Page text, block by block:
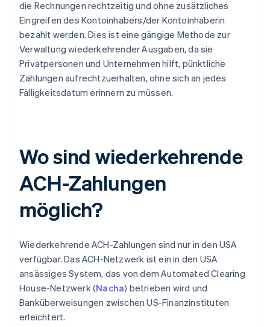
die Rechnungen rechtzeitig und ohne zusätzliches
Eingreifen des Kontoinhabers/der Kontoinhaberin
bezahlt werden. Dies ist eine gängige Methode zur
Verwaltung wiederkehrender Ausgaben, da sie
Privatpersonen und Unternehmen hilft, pünktliche
Zahlungen aufrechtzuerhalten, ohne sich an jedes
Fälligkeitsdatum erinnern zu müssen.
Wo sind wiederkehrende
ACH-Zahlungen
möglich?
Wiederkehrende ACH-Zahlungen sind nur in den USA
verfügbar. Das ACH-Netzwerk ist ein in den USA
ansässiges System, das von dem Automated Clearing
House-Netzwerk (Nacha) betrieben wird und
Banküberweisungen zwischen US-Finanzinstituten
erleichtert.